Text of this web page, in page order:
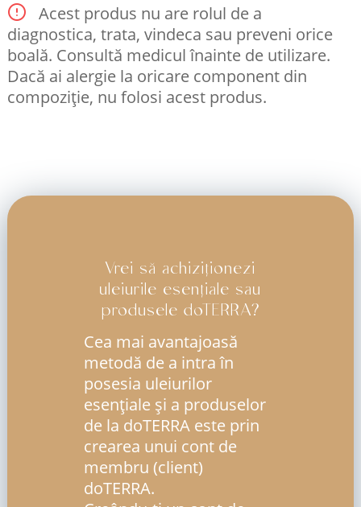
Acest produs nu are rolul de a
diagnostica, trata, vindeca sau preveni orice
boală. Consultă medicul înainte de utilizare.
Dacă ai alergie la oricare component din
compoziție, nu folosi acest produs.
Vrei să achiziționezi
uleiurile esențiale sau
produsele doTERRA?
Cea mai avantajoasă
metodă de a intra în
posesia uleiurilor
esenţiale şi a produselor
de la doTERRA este prin
crearea unui cont de
membru (client)
doTERRA.